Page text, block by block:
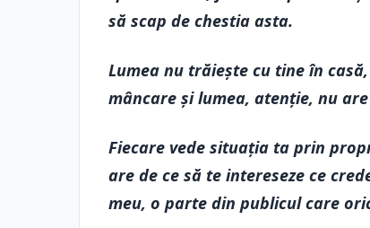
să scap de chestia asta.
Lumea nu trăiește cu tine în
mâncare și lumea, atenție, nu
Fiecare vede situația ta prin
are de ce să te intereseze ce
meu, o parte din publicul care